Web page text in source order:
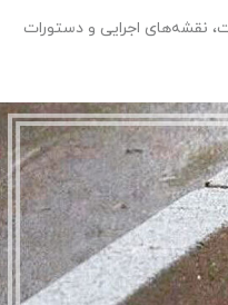
نقشه‌های اجرایی و دستورات